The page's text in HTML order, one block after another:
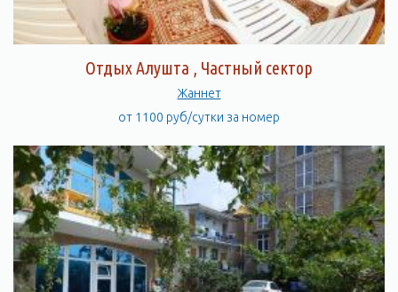
Отдых Алушта , Частный сектор
Жаннет
от 1100 руб/сутки за номер